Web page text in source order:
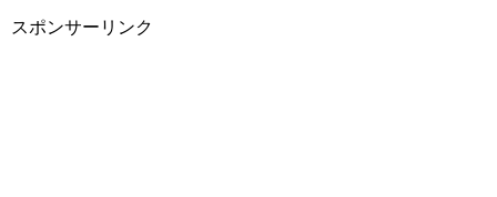
スポンサーリンク